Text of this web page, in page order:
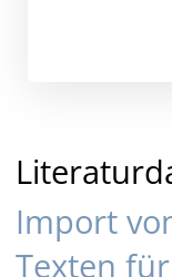
Import
Texten